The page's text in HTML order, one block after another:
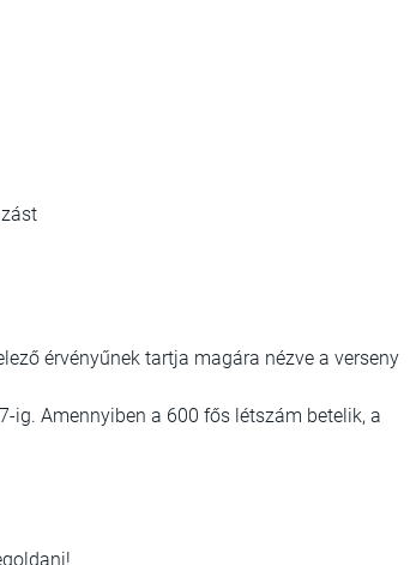
érvényűnek tartja magára nézve a verseny
ig. Amennyiben a 600 fős létszám betelik, a